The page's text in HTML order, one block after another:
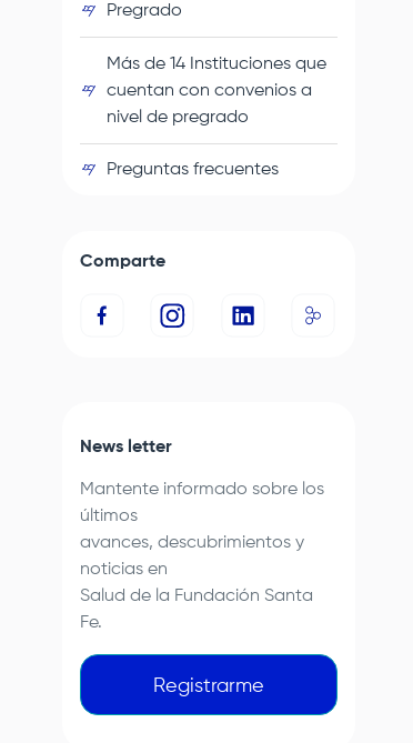
Pregrado
Más de 14 Instituciones que
cuentan con convenios a
nivel de pregrado
Preguntas frecuentes
Comparte
News letter
Mantente informado sobre los
últimos
avances, descubrimientos y
noticias en
Salud de la Fundación Santa
Fe.
Registrarme